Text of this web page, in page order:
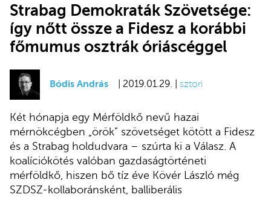
Strabag Demokraták Szövetsége:
így nőtt össze a Fidesz a korábbi
főmumus osztrák óriáscéggel
Bódis András | 2019.01.29. | sztori
Két hónapja egy Mérföldkő nevű hazai
mérnökcégben „örök” szövetséget kötött a Fidesz
és a Strabag holdudvara – szúrta ki a Válasz. A
koalíciókötés valóban gazdaságtörténeti
mérföldkő, hiszen bő tíz éve Kövér László még
SZDSZ-kollaboránsként, balliberális